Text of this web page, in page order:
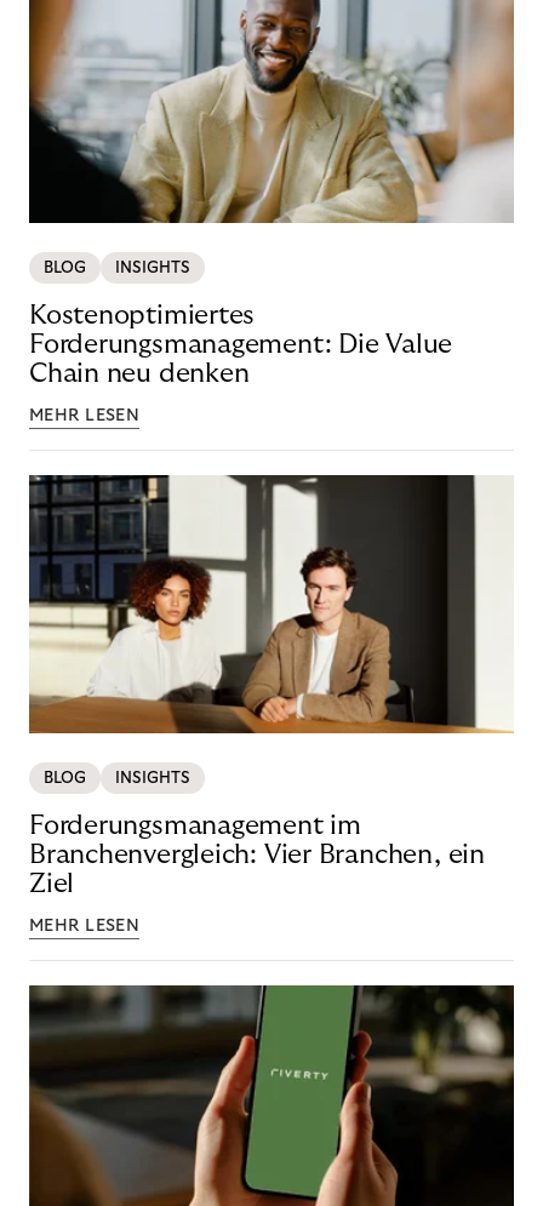
BLOG INSIGHTS
Kostenoptimiertes
Forderungsmanagement: Die Value
Chain neu denken
MEHR LESEN
BLOG INSIGHTS
Forderungsmanagement im
Branchenvergleich: Vier Branchen, ein
Ziel
MEHR LESEN